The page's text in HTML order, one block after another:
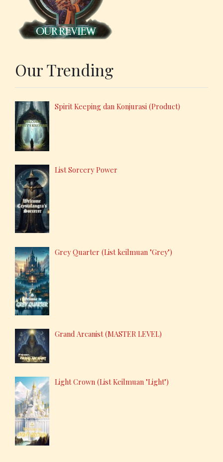
Our Trending
Spirit Keeping dan Konjurasi (Product)
List Sorcery Power
Grey Quarter (List keilmuan "Grey")
Grand Arcanist (MASTER LEVEL)
Light Crown (List Keilmuan "Light")